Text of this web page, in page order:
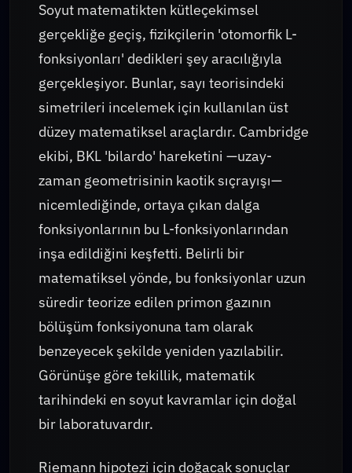
Soyut matematikten kütleçekimsel
gerçekliğe geçiş, fizikçilerin 'otomorfik L-
fonksiyonları' dedikleri şey aracılığıyla
gerçekleşiyor. Bunlar, sayı teorisindeki
simetrileri incelemek için kullanılan üst
düzey matematiksel araçlardır. Cambridge
ekibi, BKL 'bilardo' hareketini —uzay-
zaman geometrisinin kaotik sıçrayışı—
nicemlediğinde, ortaya çıkan dalga
fonksiyonlarının bu L-fonksiyonlarından
inşa edildiğini keşfetti. Belirli bir
matematiksel yönde, bu fonksiyonlar uzun
süredir teorize edilen primon gazının
bölüşüm fonksiyonuna tam olarak
benzeyecek şekilde yeniden yazılabilir.
Görünüşe göre tekillik, matematik
tarihindeki en soyut kavramlar için doğal
bir laboratuvardır.
Riemann hipotezi için doğacak sonuçlar